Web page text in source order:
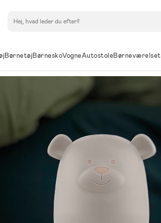
BørnetøjBørneskoVogneAutostoleBørneværelset